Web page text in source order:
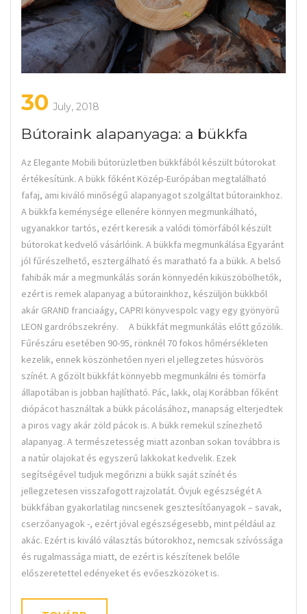
30 July, 2018
Bútoraink alapanyaga: a bükkfa
Az Elegante Mobili bútorüzletben bükkfából készült bútorokat
értékesítünk. A bükk főként Közép-Európában megtalálható
fafaj, ami kiváló minőségű alapanyagot szolgáltat bútorainkhoz.
A bükkfa keménysége ellenére könnyen megmunkálható,
ugyanakkor tartós, ezért keresik a valódi tömörfából készült
bútorokat kedvelő vásárlóink. A bükkfa megmunkálása Egyaránt
jól fűrészelhető, esztergálható és maratható fa a bükk. A belső
fahibák már a megmunkálás során könnyedén kiküszöbölhetők,
ezért is remek alapanyag a bútorainkhoz, készüljön bükkből
akár GRAND franciaágy, CAPRI könyvespolc vagy egy gyönyörű
LEON gardróbszekrény. A bükkfát megmunkálás előtt gőzölik.
Fűrészáru esetében 90-95, rönknél 70 fokos hőmérsékleten
kezelik, ennek köszönhetően nyeri el jellegzetes húsvörös
színét. A gőzölt bükkfát könnyebb megmunkálni és tömörfa
állapotában is jobban hajlítható. Pác, lakk, olaj Korábban főként
diópácot használtak a bükk pácolásához, manapság elterjedtek
a piros vagy akár zöld pácok is. A bükk remekül színezhető
alapanyag. A természetesség miatt azonban sokan továbbra is
a natúr olajokat és egyszerű lakkokat kedvelik. Ezek
segítségével tudjuk megőrizni a bükk saját színét és
jellegzetesen visszafogott rajzolatát. Óvjuk egészségét A
bükkfában gyakorlatilag nincsenek gesztesítőanyagok – savak,
cserzőanyagok -, ezért jóval egészségesebb, mint például az
akác. Ezért is kiváló választás bútorokhoz, nemcsak szívóssága
és rugalmassága miatt, de ezért is készítenek belőle
előszeretettel edényeket és evőeszközöket is.